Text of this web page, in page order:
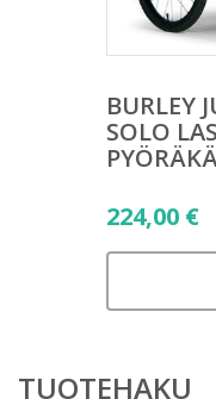
BURLEY
SOLO
224,00 €
TUOTEHAKU